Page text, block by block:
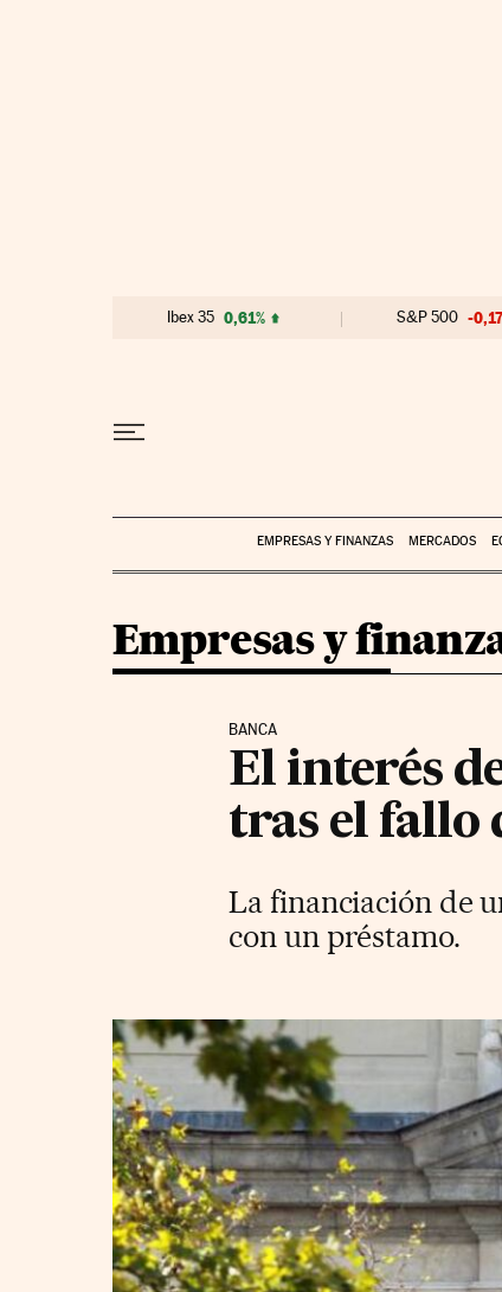
Ibex 35 0,61% S&P 500 -
EMPRESAS Y FINANZAS MERCADOS
Empresas y
BANCA
El interés
tras el fallo
La financiación de
con un préstamo.